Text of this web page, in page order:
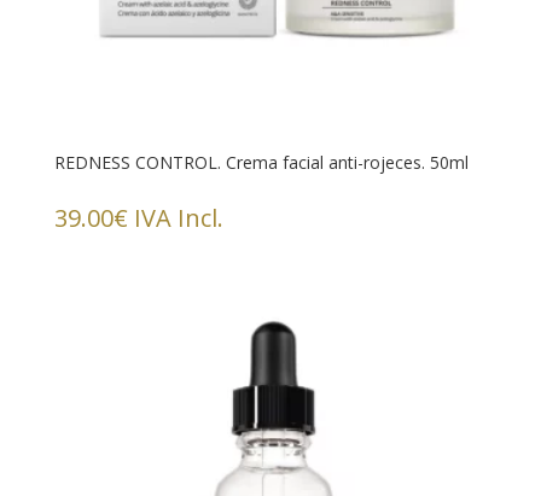
REDNESS CONTROL. Crema facial anti-rojeces. 50ml
39.00€ IVA Incl.